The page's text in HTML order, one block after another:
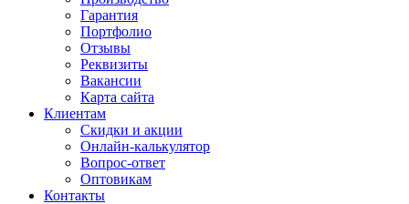
Гарантия
Портфолио
Отзывы
Реквизиты
Вакансии
Карта сайта
Клиентам
Скидки и акции
Онлайн-калькулятор
Вопрос-ответ
Оптовикам
Контакты